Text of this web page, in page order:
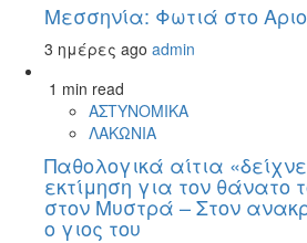
Μεσσηνία: Φωτιά στο
3 ημέρες ago admin
1 min read
ΑΣΤΥΝΟΜΙΚΑ
ΛΑΚΩΝΙΑ
Παθολογικά αίτια
εκτίμηση για τον θάνατο
στον Μυστρά – Στον
ο γιος του